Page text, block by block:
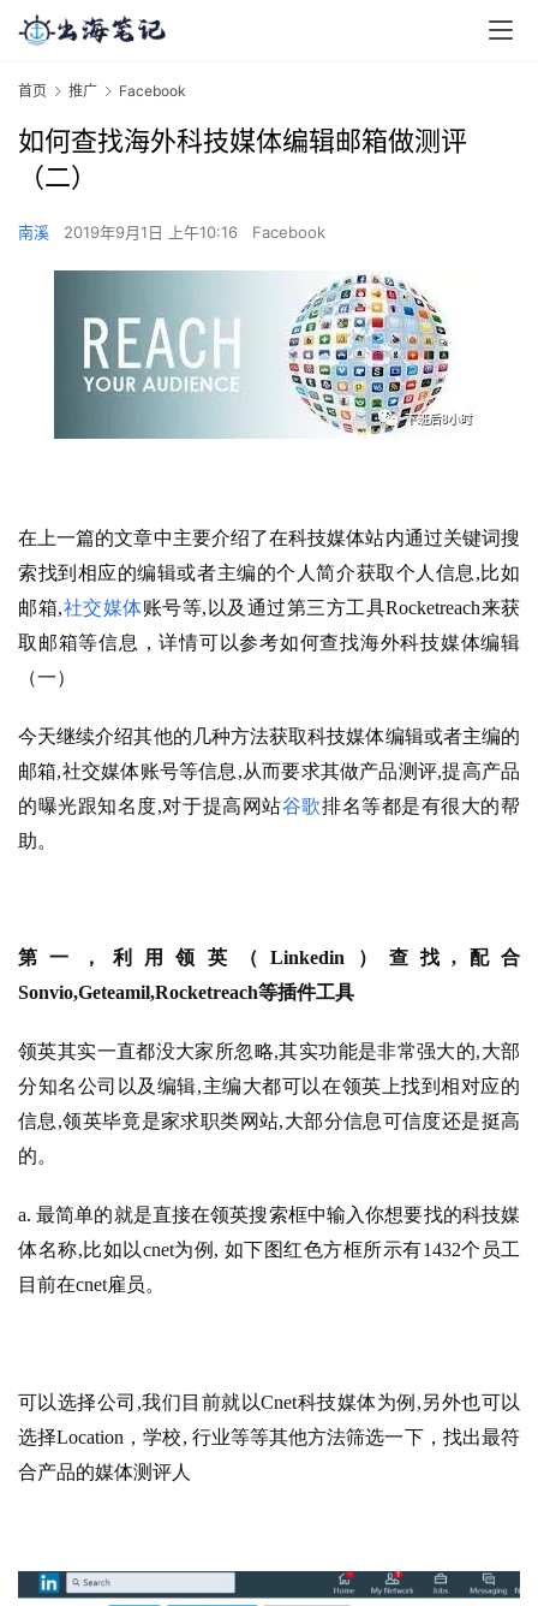
首页 推广 Facebook
如何查找海外科技媒体编辑邮箱做测评
（二）
南溪 2019年9月1日 上午10:16 Facebook
在上一篇的文章中主要介绍了在科技媒体站内通过关键词搜
索找到相应的编辑或者主编的个人简介获取个人信息,比如
邮箱,社交媒体账号等,以及通过第三方工具Rocketreach来获
取邮箱等信息，详情可以参考如何查找海外科技媒体编辑
（一）
今天继续介绍其他的几种方法获取科技媒体编辑或者主编的
邮箱,社交媒体账号等信息,从而要求其做产品测评,提高产品
的曝光跟知名度,对于提高网站谷歌排名等都是有很大的帮
助。
第一，利用领英（Linkedin）查找,配合
Sonvio,Geteamil,Rocketreach等插件工具
领英其实一直都没大家所忽略,其实功能是非常强大的,大部
分知名公司以及编辑,主编大都可以在领英上找到相对应的
信息,领英毕竟是家求职类网站,大部分信息可信度还是挺高
的。
a. 最简单的就是直接在领英搜索框中输入你想要找的科技媒
体名称,比如以cnet为例, 如下图红色方框所示有1432个员工
目前在cnet雇员。
可以选择公司,我们目前就以Cnet科技媒体为例,另外也可以
选择Location，学校, 行业等等其他方法筛选一下，找出最符
合产品的媒体测评人